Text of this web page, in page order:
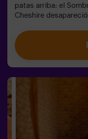
patas arriba: el
Cheshire
tu ayuda para
magia y locura,
absurdos (como los
antes de que el País
siempre. ¿Te
lógica no existe…
Ideal para grupos
despedida de soltera
15 años, deberán ir